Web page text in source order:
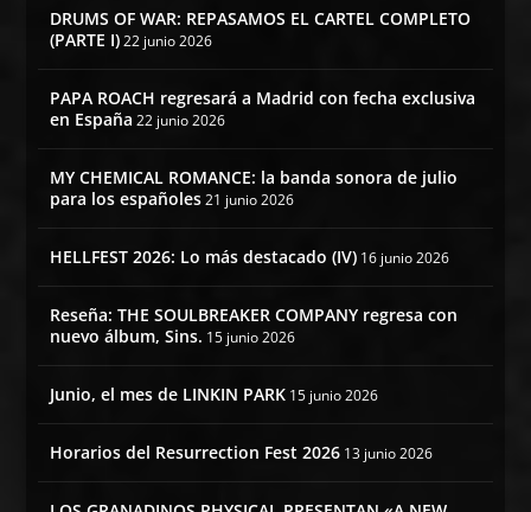
DRUMS OF WAR: REPASAMOS EL CARTEL COMPLETO
(PARTE I) 22 junio 2026
PAPA ROACH regresará a Madrid con fecha exclusiva
en España 22 junio 2026
MY CHEMICAL ROMANCE: la banda sonora de julio
para los españoles 21 junio 2026
HELLFEST 2026: Lo más destacado (IV) 16 junio 2026
Reseña: THE SOULBREAKER COMPANY regresa con
nuevo álbum, Sins. 15 junio 2026
Junio, el mes de LINKIN PARK 15 junio 2026
Horarios del Resurrection Fest 2026 13 junio 2026